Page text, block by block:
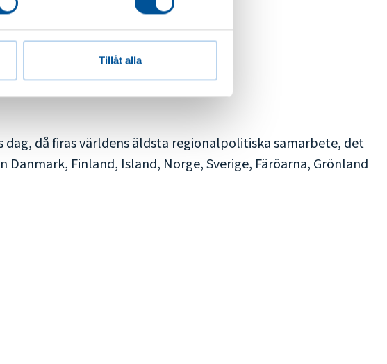
Tillåt alla
dag, då firas världens äldsta regionalpolitiska samarbete, det
Finland, Island, Norge, Sverige, Färöarna, Grönland